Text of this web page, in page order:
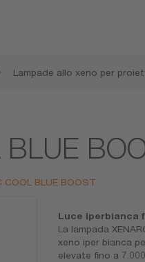
Lampade allo xeno per
BLUE BOOST
Luce iperbianca
La lampada
xeno iper bianca
elevate fino a